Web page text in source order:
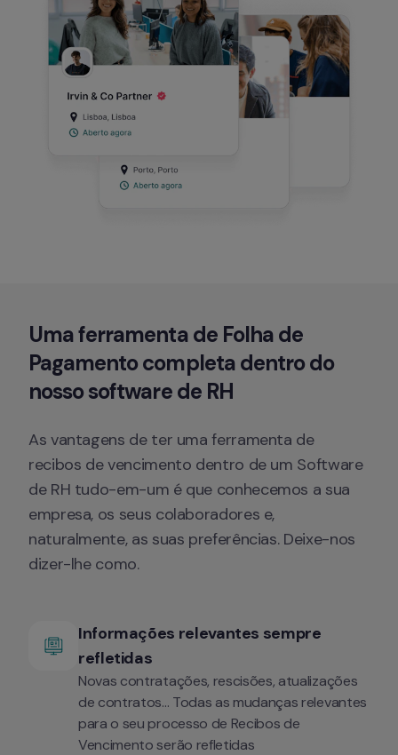
Uma ferramenta de Folha de
Pagamento completa dentro do
nosso software de RH
As vantagens de ter uma ferramenta de
recibos de vencimento dentro de um Software
de RH tudo-em-um é que conhecemos a sua
empresa, os seus colaboradores e,
naturalmente, as suas preferências. Deixe-nos
dizer-lhe como.
Informações relevantes sempre
refletidas
Novas contratações, rescisões, atualizações
de contratos... Todas as mudanças relevantes
para o seu processo de Recibos de
Vencimento serão refletidas